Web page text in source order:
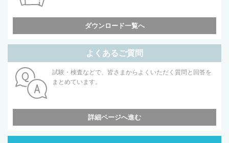
ダウンロード一覧へ
よくあるご質問
試験・検査などで、皆さまからよくいただく質問と回答を
まとめています。
詳細ページへ進む